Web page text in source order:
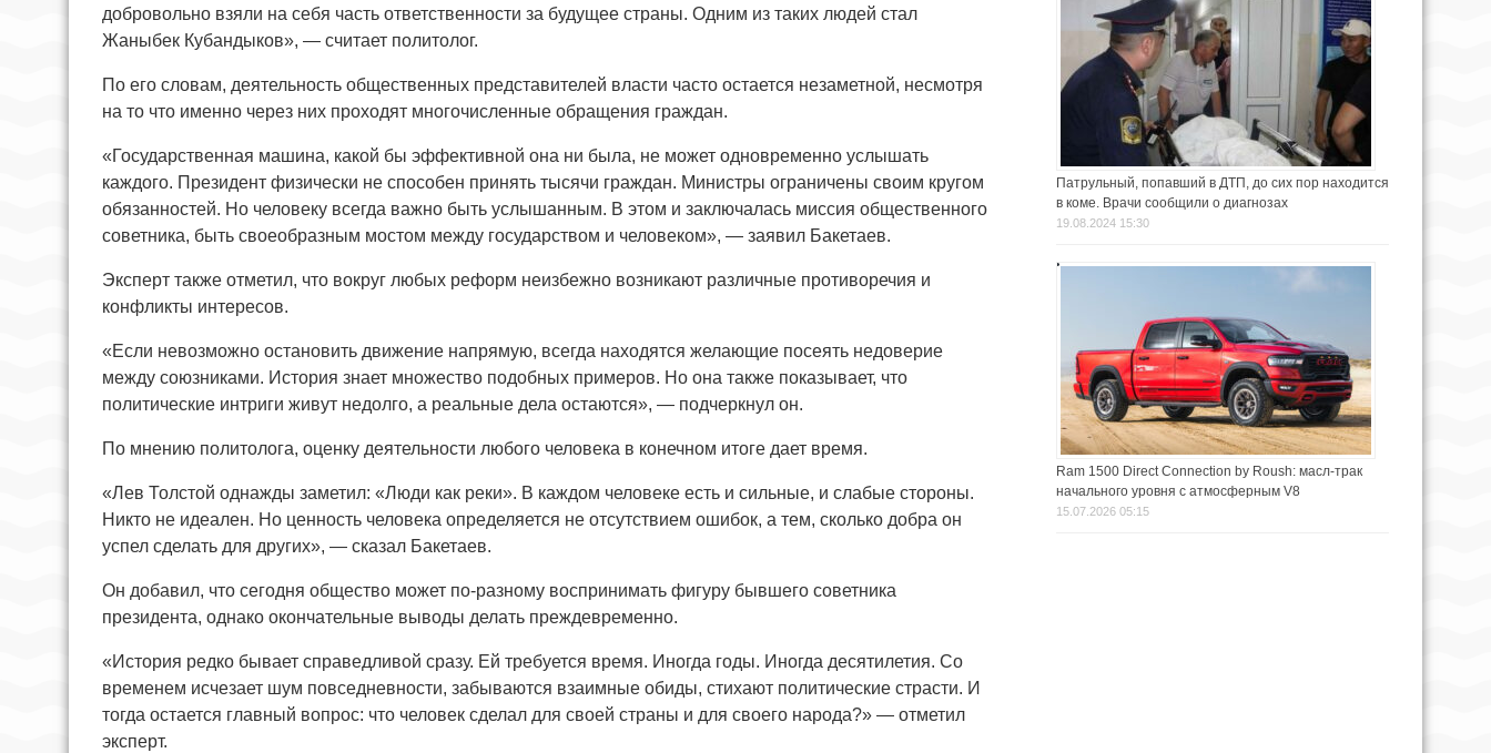
добровольно взяли на себя часть ответственности за будущее страны. Одним из таких людей стал
Жаныбек Кубандыков», — считает политолог.
По его словам, деятельность общественных представителей власти часто остается незаметной, несмотря
на то что именно через них проходят многочисленные обращения граждан.
«Государственная машина, какой бы эффективной она ни была, не может одновременно услышать
каждого. Президент физически не способен принять тысячи граждан. Министры ограничены своим кругом
обязанностей. Но человеку всегда важно быть услышанным. В этом и заключалась миссия общественного
советника, быть своеобразным мостом между государством и человеком», — заявил Бакетаев.
Эксперт также отметил, что вокруг любых реформ неизбежно возникают различные противоречия и
конфликты интересов.
«Если невозможно остановить движение напрямую, всегда находятся желающие посеять недоверие
между союзниками. История знает множество подобных примеров. Но она также показывает, что
политические интриги живут недолго, а реальные дела остаются», — подчеркнул он.
По мнению политолога, оценку деятельности любого человека в конечном итоге дает время.
«Лев Толстой однажды заметил: «Люди как реки». В каждом человеке есть и сильные, и слабые стороны.
Никто не идеален. Но ценность человека определяется не отсутствием ошибок, а тем, сколько добра он
успел сделать для других», — сказал Бакетаев.
Он добавил, что сегодня общество может по-разному воспринимать фигуру бывшего советника
президента, однако окончательные выводы делать преждевременно.
«История редко бывает справедливой сразу. Ей требуется время. Иногда годы. Иногда десятилетия. Со
временем исчезает шум повседневности, забываются взаимные обиды, стихают политические страсти. И
тогда остается главный вопрос: что человек сделал для своей страны и для своего народа?» — отметил
эксперт.
Патрульный, попавший в ДТП, до сих пор находится
в коме. Врачи сообщили о диагнозах
19.08.2024 15:30
Ram 1500 Direct Connection by Roush: масл-трак
начального уровня с атмосферным V8
15.07.2026 05:15